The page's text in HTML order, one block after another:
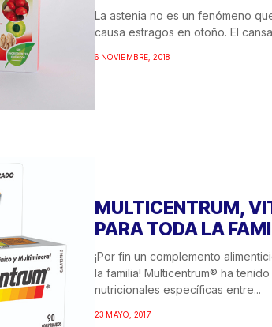
La astenia no es un fenómeno
causa estragos en otoño. El
6 NOVIEMBRE, 2018
MULTICENTRUM,
PARA TODA LA
¡Por fin un complemento
la familia! Multicentrum® ha
nutricionales específicas entre...
23 MAYO, 2017